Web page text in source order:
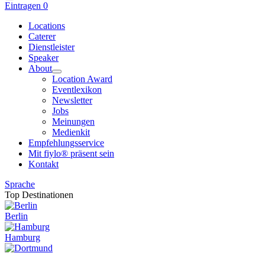
Eintragen 0
Locations
Caterer
Dienstleister
Speaker
About
Location Award
Eventlexikon
Newsletter
Jobs
Meinungen
Medienkit
Empfehlungsservice
Mit fiylo® präsent sein
Kontakt
Sprache
Top Destinationen
Berlin
Hamburg